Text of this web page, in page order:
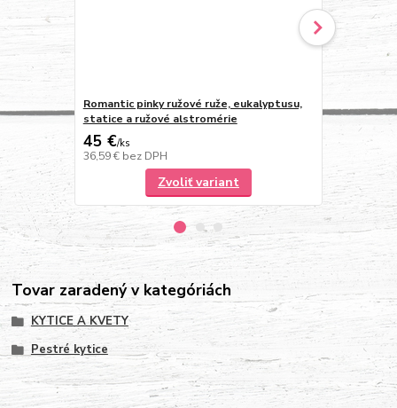
Romantic pinky ružové ruže, eukalyptusu,
statice a ružové alstromérie
45 €/ks
36,59 € bez DPH
Zvoliť variant
32,90 €
Tovar zaradený v kategóriách
KYTICE A KVETY
Pestré kytice